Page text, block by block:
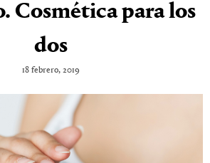
Cosmética para los
dos
18 febrero, 2019